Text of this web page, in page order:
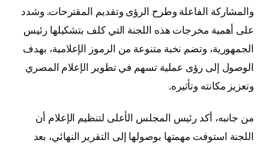
والمشاركة الفاعلة وطرح الرؤى وتقديم المقترحات. وشدد
على أهمية مخرجات هذه اللجنة التي كلف بتشكيلها رئيس
الجمهورية، وتضم نخبة متنوعة من الرموز الإعلامية، بهدف
الوصول إلى رؤى عملية تسهم في تطوير الإعلام المصري
وتعزيز مكانته وتأثيره.
من جانبه، أكد رئيس المجلس الأعلى لتنظيم الإعلام أن
اللجنة استوفت مهمتها بوصولها إلى التقرير النهائي، بعد